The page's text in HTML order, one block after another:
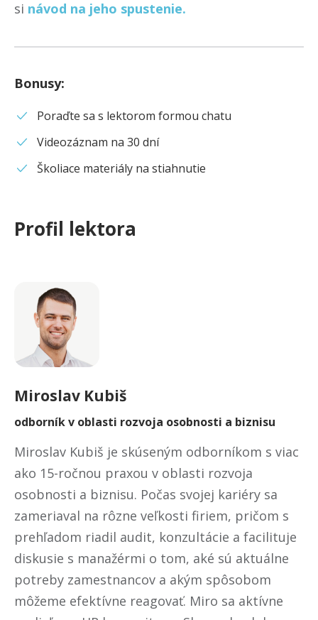
si návod na jeho spustenie.
Bonusy:
Poraďte sa s lektorom formou chatu
Videozáznam na 30 dní
Školiace materiály na stiahnutie
Profil lektora
Miroslav Kubiš
odborník v oblasti rozvoja osobnosti a biznisu
Miroslav Kubiš je skúseným odborníkom s viac
ako 15-ročnou praxou v oblasti rozvoja
osobnosti a biznisu. Počas svojej kariéry sa
zameriaval na rôzne veľkosti firiem, pričom s
prehľadom riadil audit, konzultácie a facilituje
diskusie s manažérmi o tom, aké sú aktuálne
potreby zamestnancov a akým spôsobom
môžeme efektívne reagovať. Miro sa aktívne